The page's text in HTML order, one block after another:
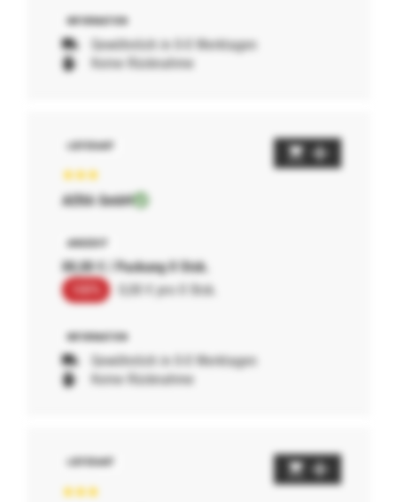
Gewöhnlich in 0-0 Werktagen
Keine Rücknahme
AERA GmbH
00,00 € / Packung 0 Stck.
0,00 € pro 0 Stck.
Gewöhnlich in 0-0 Werktagen
Keine Rücknahme